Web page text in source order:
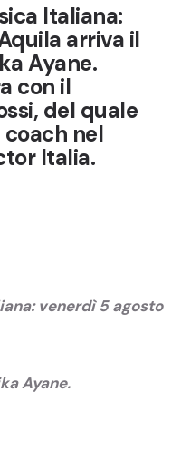
Italiana:
arriva il
Ayane.
con il
del quale
nel
Italia.
venerdì 5 agosto
Ayane.